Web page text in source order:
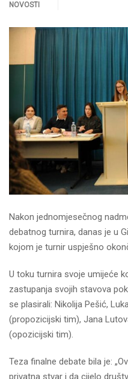
NOVOSTI
Nakon jednomjesečnog
debatnog turnira, danas je u
kojom je turnir uspješno
U toku turnira svoje umijeće
zastupanja svojih stavova
se plasirali: Nikolija Pešić,
(propozicijski tim), Jana
(opozicijski tim).
Teza finalne debate bila je:
privatna stvar i da cijelo